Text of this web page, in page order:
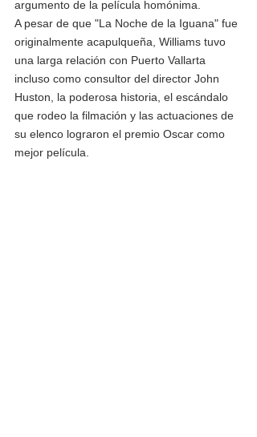
argumento de la película homónima.
A pesar de que "La Noche de la Iguana" fue
originalmente acapulqueña, Williams tuvo
una larga relación con Puerto Vallarta
incluso como consultor del director John
Huston, la poderosa historia, el escándalo
que rodeo la filmación y las actuaciones de
su elenco lograron el premio Oscar como
mejor película.